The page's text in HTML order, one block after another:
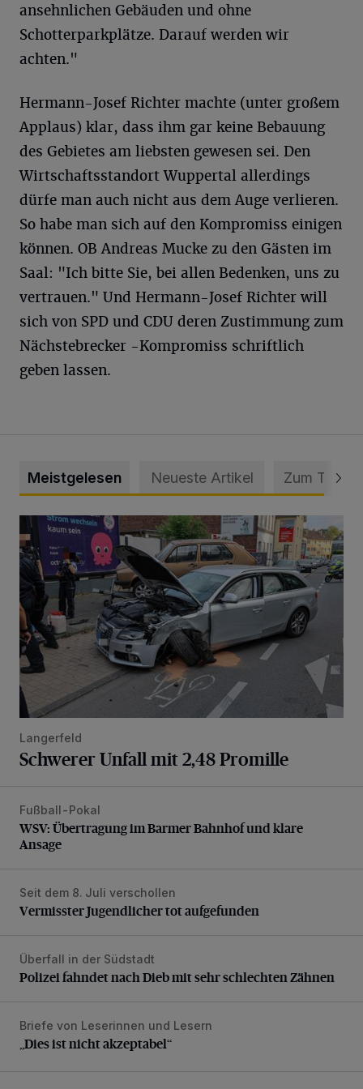
ansehnlichen Gebäuden und ohne
Schotterparkplätze. Darauf werden wir
achten."
Hermann-Josef Richter machte (unter großem
Applaus) klar, dass ihm gar keine Bebauung
des Gebietes am liebsten gewesen sei. Den
Wirtschaftsstandort Wuppertal allerdings
dürfe man auch nicht aus dem Auge verlieren.
So habe man sich auf den Kompromiss einigen
können. OB Andreas Mucke zu den Gästen im
Saal: "Ich bitte Sie, bei allen Bedenken, uns zu
vertrauen." Und Hermann-Josef Richter will
sich von SPD und CDU deren Zustimmung zum
Nächstebrecker -Kompromiss schriftlich
geben lassen.
Meistgelesen Neueste Artikel Zum Thema
Schwerer Unfall mit 2,48 Promille
Langerfeld
Schwerer Unfall mit 2,48 Promille
WSV: Übertragung im Barmer Bahnhof und klare Ansage
Fußball-Pokal
WSV: Übertragung im Barmer Bahnhof und klare
Ansage
Vermisster Jugendlicher tot aufgefunden
Seit dem 8. Juli verschollen
Vermisster Jugendlicher tot aufgefunden
Polizei fahndet nach Dieb mit sehr schlechten Zähnen
Überfall in der Südstadt
Polizei fahndet nach Dieb mit sehr schlechten Zähnen
„Dies ist nicht akzeptabel“
Briefe von Leserinnen und Lesern
„Dies ist nicht akzeptabel“